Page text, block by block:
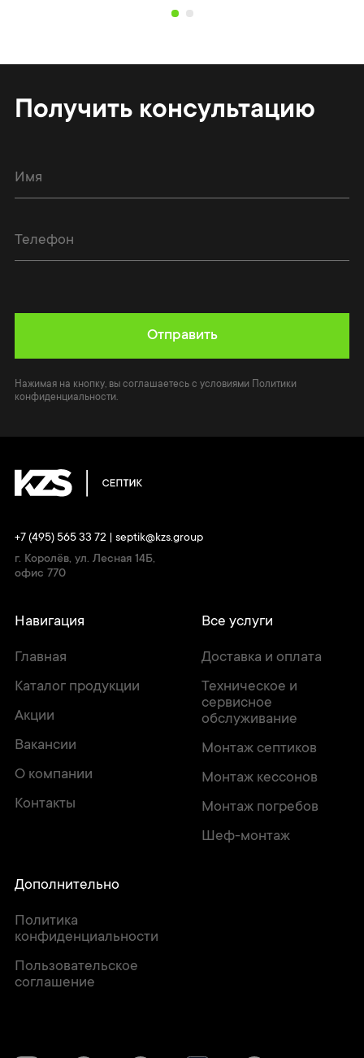
Получить консультацию
Отправить
Нажимая на кнопку, вы соглашаетесь с условиями Политики
конфиденциальности.
+7 (495) 565 33 72
septik@kzs.group
г. Королёв, ул. Лесная 14Б,
офис 770
Навигация
Главная
Каталог продукции
Акции
Вакансии
О компании
Контакты
Все услуги
Доставка и оплата
Техническое и
сервисное
обслуживание
Монтаж септиков
Монтаж кессонов
Монтаж погребов
Шеф-монтаж
Дополнительно
Политика
конфиденциальности
Пользовательское
соглашение